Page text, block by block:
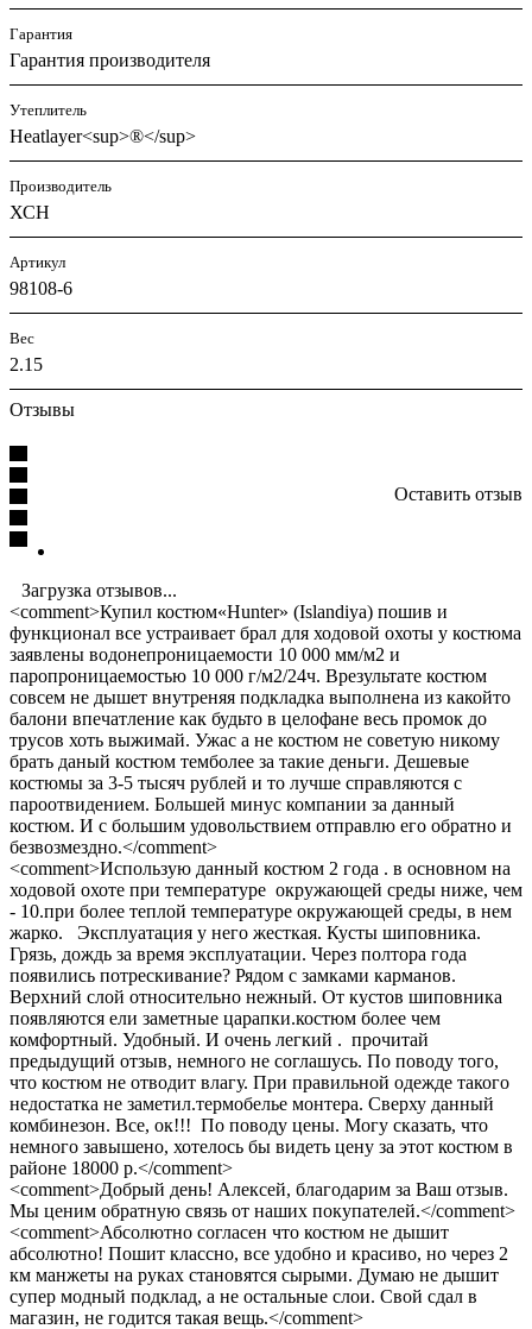
Гарантия
Гарантия производителя
Утеплитель
Heatlayer<sup>®</sup>
Производитель
ХСН
Артикул
98108-6
Вес
2.15
Отзывы
Оставить отзыв
Загрузка отзывов...
<comment>Купил костюм«Hunter» (Islandiya) пошив и
функционал все устраивает брал для ходовой охоты у костюма
заявлены водонепроницаемости 10 000 мм/м2 и
паропроницаемостью 10 000 г/м2/24ч. Врезультате костюм
совсем не дышет внутреняя подкладка выполнена из какойто
балони впечатление как будьто в целофане весь промок до
трусов хоть выжимай. Ужас а не костюм не советую никому
брать даный костюм темболее за такие деньги. Дешевые
костюмы за 3-5 тысяч рублей и то лучше справляются с
пароотвидением. Большей минус компании за данный
костюм. И с большим удовольствием отправлю его обратно и
безвозмездно.</comment>
<comment>Использую данный костюм 2 года . в основном на
ходовой охоте при температуре окружающей среды ниже, чем
- 10.при более теплой температуре окружающей среды, в нем
жарко. Эксплуатация у него жесткая. Кусты шиповника.
Грязь, дождь за время эксплуатации. Через полтора года
появились потрескивание? Рядом с замками карманов.
Верхний слой относительно нежный. От кустов шиповника
появляются ели заметные царапки.костюм более чем
комфортный. Удобный. И очень легкий . прочитай
предыдущий отзыв, немного не соглашусь. По поводу того,
что костюм не отводит влагу. При правильной одежде такого
недостатка не заметил.термобелье монтера. Сверху данный
комбинезон. Все, ок!!! По поводу цены. Могу сказать, что
немного завышено, хотелось бы видеть цену за этот костюм в
районе 18000 р.</comment>
<comment>Добрый день! Алексей, благодарим за Ваш отзыв.
Мы ценим обратную связь от наших покупателей.</comment>
<comment>Абсолютно согласен что костюм не дышит
абсолютно! Пошит классно, все удобно и красиво, но через 2
км манжеты на руках становятся сырыми. Думаю не дышит
супер модный подклад, а не остальные слои. Свой сдал в
магазин, не годится такая вещь.</comment>